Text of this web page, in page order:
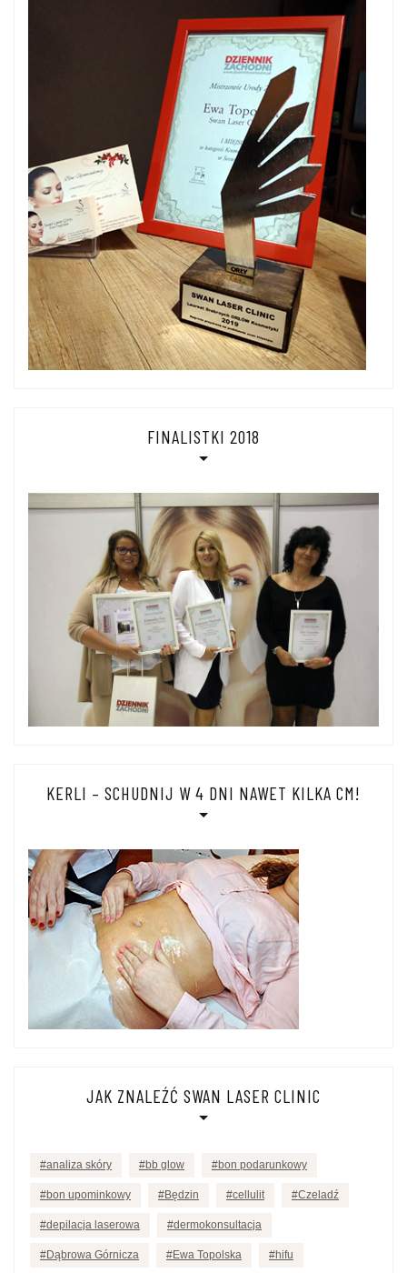
FINALISTKI 2018
KERLI – SCHUDNIJ W 4 DNI NAWET KILKA CM!
JAK ZNALEŹĆ SWAN LASER CLINIC
analiza skóry bb glow bon podarunkowy
bon upominkowy Będzin cellulit Czeladź
depilacja laserowa dermokonsultacja
Dąbrowa Górnicza Ewa Topolska hifu